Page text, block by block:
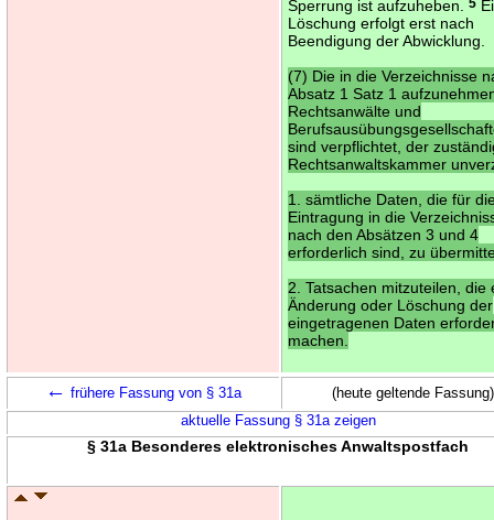
Sperrung ist aufzuheben.5
Löschung erfolgt erst nach
Beendigung der Abwicklung.
(7) Die in die Verzeichnisse
Absatz 1 Satz 1
Rechtsanwälte und
sind verpflichtet, der
Rechtsanwaltskammer
1. sämtliche Daten, die für
Eintragung in die
nach den Absätzen 3 und 4
erforderlich sind, zu
2. Tatsachen mitzuteilen, die
Änderung oder Löschung der
eingetragenen Daten
machen.
← frühere Fassung von § 31a
(heute geltende Fassung)
aktuelle Fassung § 31a zeigen
§ 31a Besonderes elektronisches Anwaltspostfach